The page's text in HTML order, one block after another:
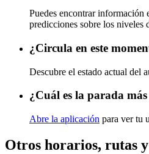
Puedes encontrar información
predicciones sobre los niveles
¿Circula en este
Descubre el estado actual del
¿Cuál es la parada
Abre la aplicación para ver tu
Otros horarios, rutas